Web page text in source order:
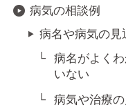
病気の相談例
病名や病気の見
病名がよく
いない
病気や治療